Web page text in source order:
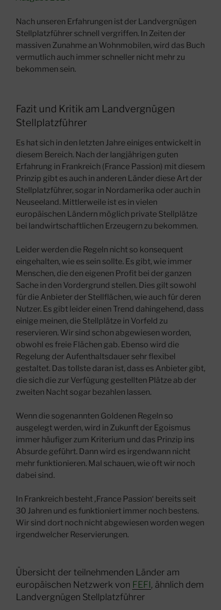
Nach unseren Erfahrungen ist der Landvergnügen
Stellplatzführer schnell vergriffen. In Zeiten der
massiven Zunahme an Wohnmobilen, wird das Buch
vermutlich auch immer schneller nicht mehr zu
bekommen sein.
Fazit und Kritik am Landvergnügen
Stellplatzführer
Es hat sich in den letzten Jahre einiges entwickelt in
diesem Bereich. Nach der langjährigen guten
Erfahrung in Frankreich (France Passion) mit diesem
Prinzip gibt es auch in anderen Länder diese Art der
Stellplatzführer, sogar in Nordamerika oder auch in
Neuseeland. Mittlerweile ist es in vielen
europäischen Ländern möglich private Stellplätze
bei landwirtschaftlichen Erzeugern zu bekommen.
Leider werden die Regeln nicht so konsequent
eingehalten, wie es sein sollte. Es gibt, wie immer
Menschen, die den eigenen Profit bei der ganzen
Sache in den Vordergrund stellen. Dies gilt sowohl
für die Anbieter der Stellflächen, wie auch für deren
Nutzer. Es gibt leider einen Trend dahingehend, dass
einige meinen, die Stellplätze in Vorfeld zu
reservieren. Wir sind schon abgewiesen worden,
obwohl es freie Flächen gab. Ebenso wird die
Regelung der Aufenthaltsdauer sehr flexibel
gestaltet. Das tollste daran ist, dass es Anbieter gibt,
die sich die zur Verfügung gestellten Plätze ab der
zweiten Nacht sogar bezahlen lassen.
Wenn die sogenannten Goldenen Regeln so
ausgelegt werden, wird in Zukunft der Egoismus
immer häufiger zum Kriterium und das Prinzip ins
Absurde geführt. Dann wird es irgendwann nicht
mehr funktionieren. Mal schauen, wie oft wir noch
dabei sind.
In Frankreich besteht ‚France Passion‘ bereits seit
30 Jahren und es funktioniert immer noch bestens.
Wir sind dort noch nicht abgewiesen worden wegen
irgendwelcher Reservierungen.
Übersicht der teilnehmenden Länder am
europäischen Netzwerk von FEFI, ähnlich dem
Landvergnügen Stellplatzführer